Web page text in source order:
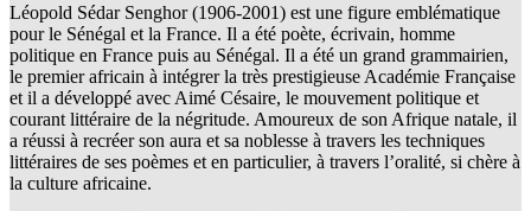
Léopold Sédar Senghor (1906-2001) est une figure emblématique
pour le Sénégal et la France. Il a été poète, écrivain, homme
politique en France puis au Sénégal. Il a été un grand grammairien,
le premier africain à intégrer la très prestigieuse Académie Française
et il a développé avec Aimé Césaire, le mouvement politique et
courant littéraire de la négritude. Amoureux de son Afrique natale, il
a réussi à recréer son aura et sa noblesse à travers les techniques
littéraires de ses poèmes et en particulier, à travers l’oralité, si chère à
la culture africaine.